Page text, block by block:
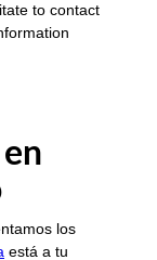
to contact
los
está a tu